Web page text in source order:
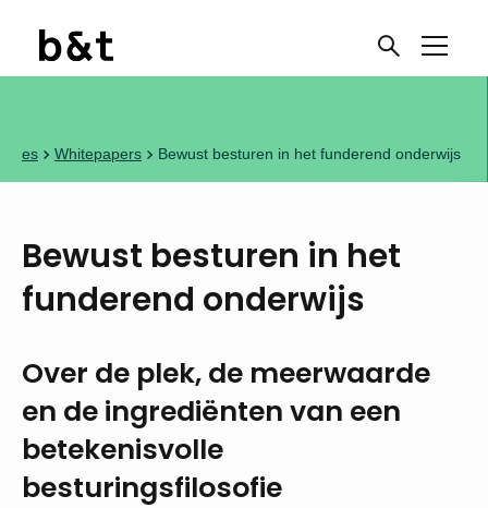
Whitepapers Bewust besturen in het funderend onderwijs
Bewust besturen in het
funderend onderwijs
Over de plek, de meerwaarde
en de ingrediënten van een
betekenisvolle
besturingsfilosofie